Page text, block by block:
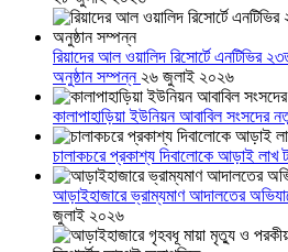
রিয়াদের আল ওয়ালিদ রিসোর্টে এনটিভির
অনুষ্ঠান সম্পন্ন ২৬ জুলাই ২০২৬
কালাপাহাড়িয়া ইউনিয়ন আবাবিল সংসদের
চালাকচরে প্রকাশ্য দিবালোকে আড়াই লাখ
আড়াইহাজারে ভ্রাম্যমাণ আদালতের
জুলাই ২০২৬